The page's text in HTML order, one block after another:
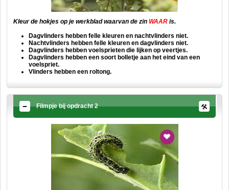
Kleur de hokjes op je werkblad waarvan de zin WAAR is.
Dagvlinders hebben felle kleuren en nachtvlinders niet.
Nachtvlinders hebben felle kleuren en dagvlinders niet.
Dagvlinders hebben voelsprieten die lijken op veertjes.
Dagvlinders hebben een soort bolletje aan het eind van een
voelspriet.
Vlinders hebben een roltong.
Filmpje bij opdracht 2